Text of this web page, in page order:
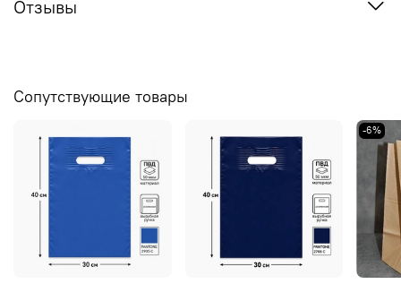
Отзывы
Сопутствующие товары
-6%